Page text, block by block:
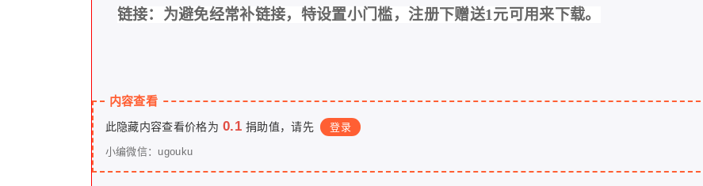
链接：为避免经常补链接，特设置小门槛，注册下赠送1元可用来下载。
内容查看
此隐藏内容查看价格为 0.1 捐助值，请先 登录
小编微信：ugouku